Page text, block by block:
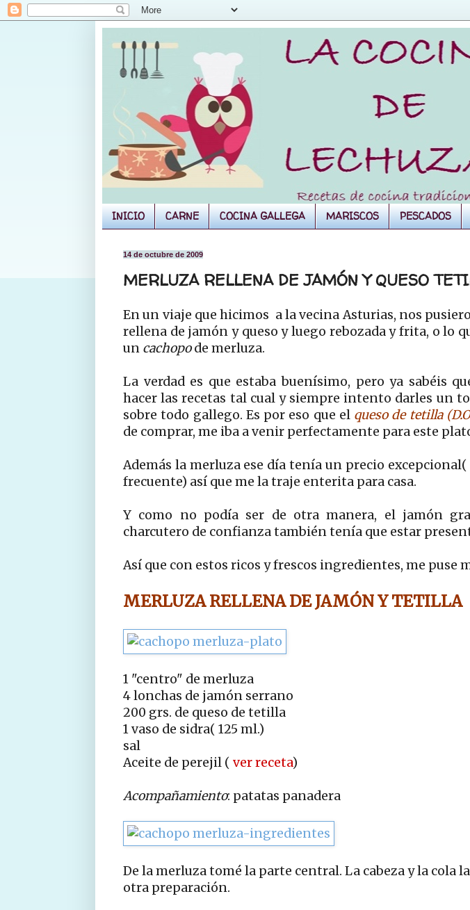
INICIO CARNE COCINA GALLEGA MARISCOS PESCADOS
14 de octubre de 2009
MERLUZA RELLENA DE JAMÓN Y QUESO
En un viaje que hicimos a la vecina Asturias, nos
rellena de jamón y queso y luego rebozada y frita, o lo
un cachopode merluza.
La verdad es que estaba buenísimo, pero ya sabéis
hacer las recetas tal cual y siempre intento darles un
sobre todo gallego. Es por eso que el queso de tetilla
de comprar, me iba a venir perfectamente para este
Además la merluza ese día tenía un precio excepcional(
frecuente) así que me la traje enterita para casa.
Y como no podía ser de otra manera, el jamón
charcutero de confianza también tenía que estar
Así que con estos ricos y frescos ingredientes, me puse
MERLUZA RELLENA DE JAMÓN Y TETILLA
1 "centro" de merluza
4 lonchas de jamón serrano
200 grs. de queso de tetilla
1 vaso de sidra( 125 ml.)
sal
Aceite de perejil ( ver receta)
Acompañamiento: patatas panadera
De la merluza tomé la parte central. La cabeza y la cola
otra preparación.